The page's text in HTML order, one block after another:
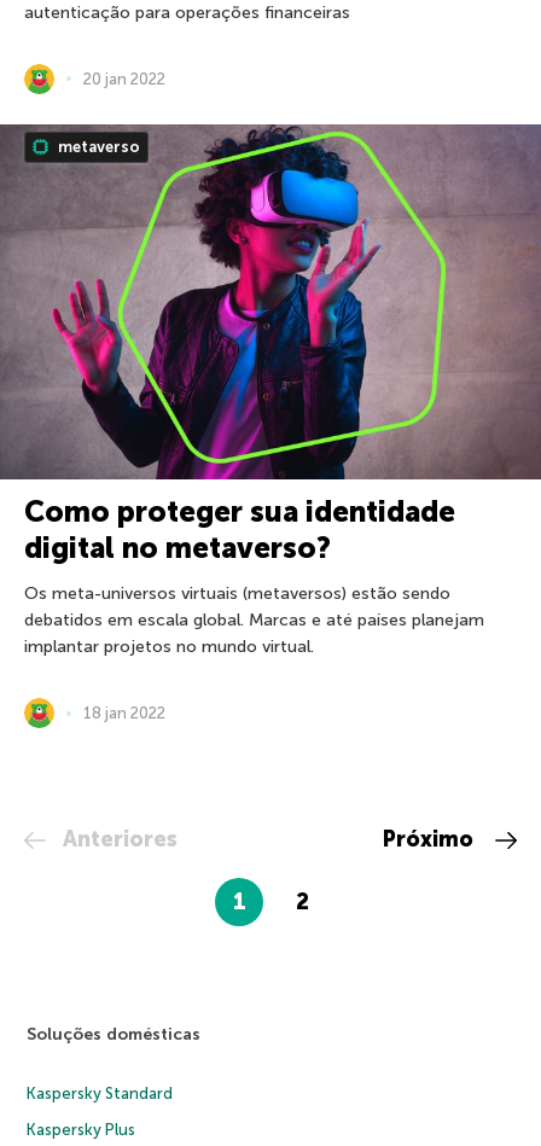
autenticação para operações financeiras
20 jan 2022
metaverso
Como proteger sua identidade
digital no metaverso?
Os meta-universos virtuais (metaversos) estão sendo
debatidos em escala global. Marcas e até países planejam
implantar projetos no mundo virtual.
18 jan 2022
Anteriores
1 2
Próximo
Soluções domésticas
Kaspersky Standard
Kaspersky Plus